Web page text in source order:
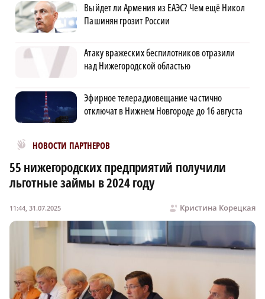
Выйдет ли Армения из ЕАЭС? Чем ещё Никол
Пашинян грозит России
Атаку вражеских беспилотников отразили
над Нижегородской областью
Эфирное телерадиовещание частично
отключат в Нижнем Новгороде до 16 августа
НОВОСТИ ПАРТНЕРОВ
Новости МирТесен
55 нижегородских предприятий получили
льготные займы в 2024 году
Кристина Корецкая
11:44, 31.07.2025